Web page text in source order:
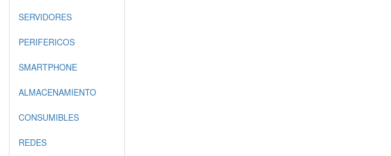
SERVIDORES
PERIFERICOS
SMARTPHONE
ALMACENAMIENTO
CONSUMIBLES
REDES